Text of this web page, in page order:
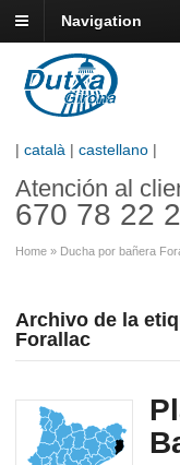
Navigation
| català | castellano |
Atención al
670 78 22
Home » Ducha por bañera
Archivo de la
Forallac